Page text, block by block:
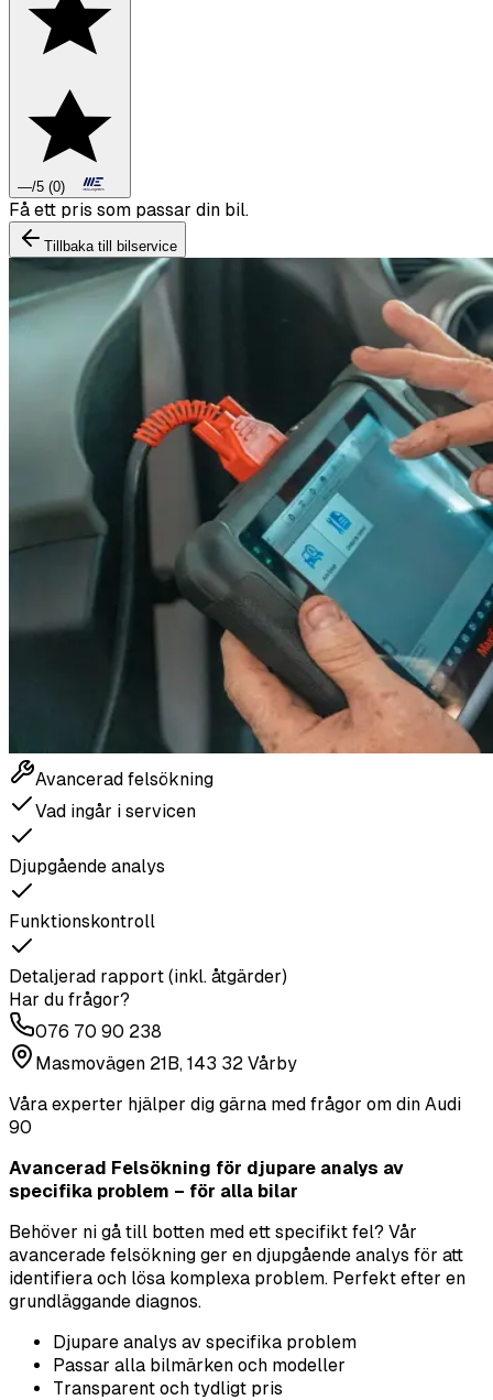
—/5 (0)
Boka däckbyte eller montering inför vintern.
Tillbaka till bilservice
Avancerad felsökning
Vad ingår i servicen
Djupgående analys
Funktionskontroll
Detaljerad rapport (inkl. åtgärder)
Har du frågor?
076 70 90 238
Masmovägen 21B, 143 32 Vårby
Våra experter hjälper dig gärna med frågor om din Audi
90
Avancerad Felsökning för djupare analys av
specifika problem – för alla bilar
Behöver ni gå till botten med ett specifikt fel? Vår
avancerade felsökning ger en djupgående analys för att
identifiera och lösa komplexa problem. Perfekt efter en
grundläggande diagnos.
Djupare analys av specifika problem
Passar alla bilmärken och modeller
Transparent och tydligt pris